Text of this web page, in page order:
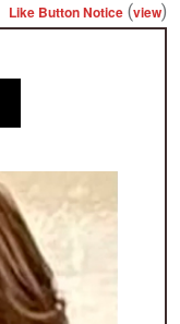
Like Button Notice (view)